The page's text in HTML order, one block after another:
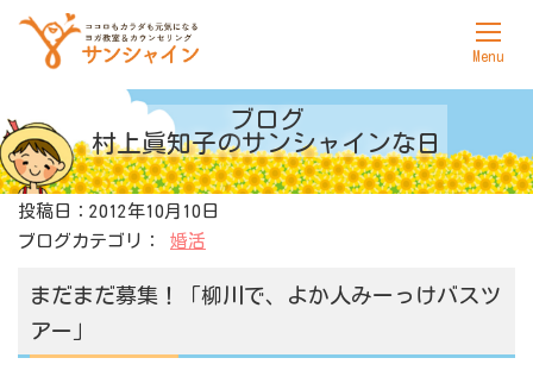
サンシャインについて
ヨガ
料金表
ブログ
村上眞知子のサンシャインな日
投稿日：2012年10月10日
ブログカテゴリ： 婚活
まだまだ募集！「柳川で、よか人みーっけバスツ
アー」